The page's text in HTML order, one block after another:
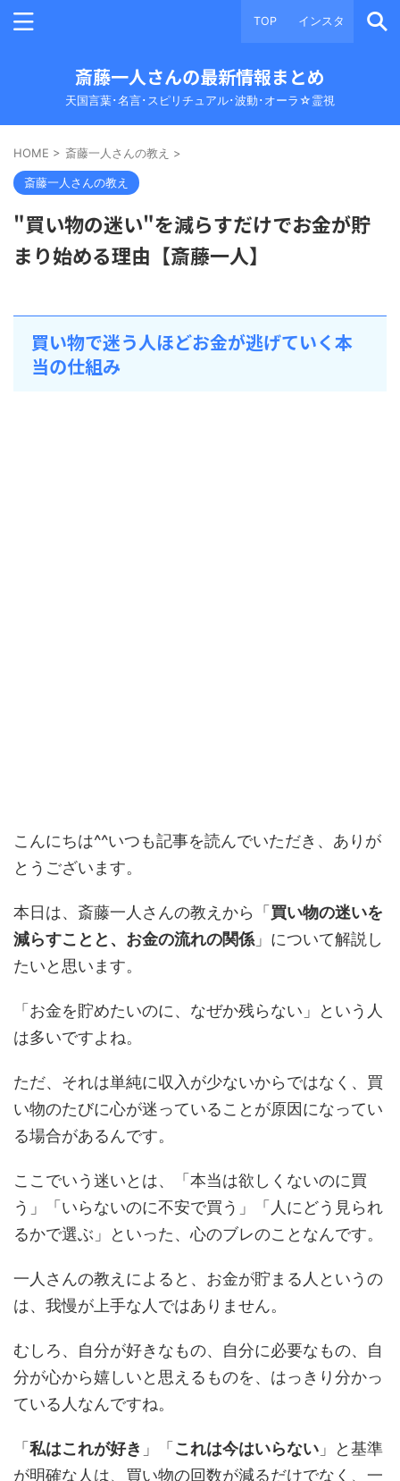
TOP インスタ
斎藤一人さんの最新情報まとめ
天国言葉･名言･スピリチュアル･波動･オーラ☆霊視
HOME > 斎藤一人さんの教え >
斎藤一人さんの教え
"買い物の迷い"を減らすだけでお金が貯
まり始める理由【斎藤一人】
買い物で迷う人ほどお金が逃げていく本
当の仕組み
こんにちは^^いつも記事を読んでいただき、ありが
とうございます。
本日は、斎藤一人さんの教えから「 買い物の迷いを
減らすことと、お金の流れの関係 」について解説し
たいと思います。
「お金を貯めたいのに、なぜか残らない」という人
は多いですよね。
ただ、それは単純に収入が少ないからではなく、買
い物のたびに心が迷っていることが原因になってい
る場合があるんです。
ここでいう迷いとは、「本当は欲しくないのに買
う」「いらないのに不安で買う」「人にどう見られ
るかで選ぶ」といった、心のブレのことなんです。
一人さんの教えによると、お金が貯まる人というの
は、我慢が上手な人ではありません。
むしろ、自分が好きなもの、自分に必要なもの、自
分が心から嬉しいと思えるものを、はっきり分かっ
ている人なんですね。
「 私はこれが好き 」「 これは今はいらない 」と基準
が明確な人は、買い物の回数が減るだけでなく、一